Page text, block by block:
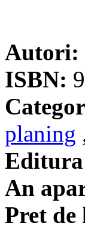
Autori:
ISBN:
planing
An
Pret de